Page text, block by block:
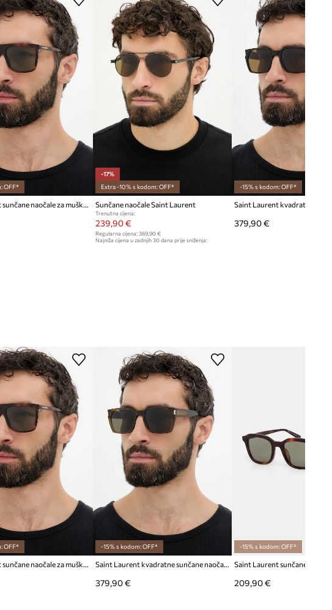
004
smeđa
Saint Laurent
OFF*
-17%
Extra -10% s kodom: OFF*
Sunčane naočale Saint Laurent
Trenutna cijena:
239,90 €
Regularna cijena:369,90 €
Najniža cijena u zadnjih 30 dana prije sniženja:
-15% s kodom: OFF*
379,90 €
OFF* -15% s kodom: OFF*
Saint Laurent kvadratne sunčane naočale za muškarce
379,90 €
-15% s kodom: OFF*
209,90 €